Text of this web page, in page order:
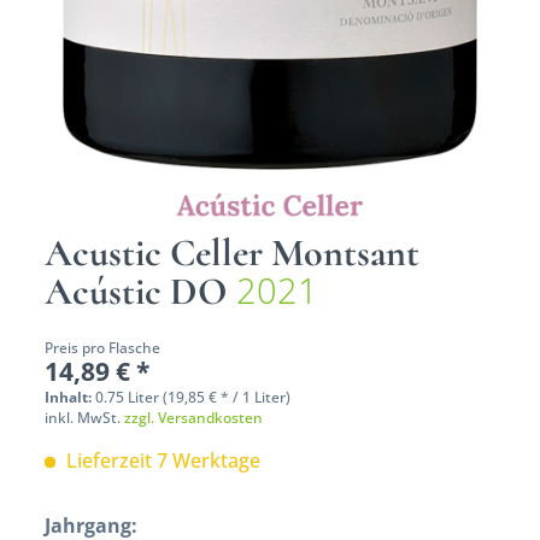
Acustic Celler Montsant
Acústic DO 2021
Preis pro Flasche
14,89 € *
Inhalt:0.75 Liter (19,85 € * / 1 Liter)
inkl. MwSt.zzgl. Versandkosten
Lieferzeit 7 Werktage
Jahrgang: